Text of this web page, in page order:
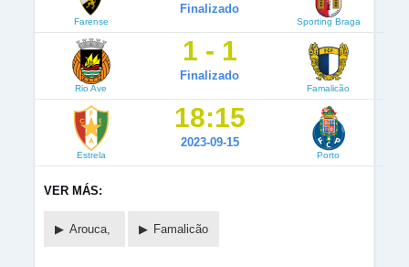
Farense
Finalizado
Sporting Braga
Rio Ave
1 - 1
Finalizado
Famalicão
Estrela
18:15
2023-09-15
Porto
VER MÁS:
Arouca, Famalicão